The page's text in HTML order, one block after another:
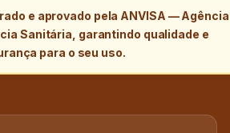
e aprovado pela ANVISA — Agência
Sanitária, garantindo qualidade e
para o seu uso.